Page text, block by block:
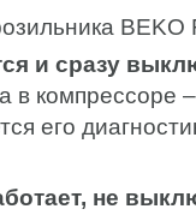
и сразу
в компрессоре
его
не